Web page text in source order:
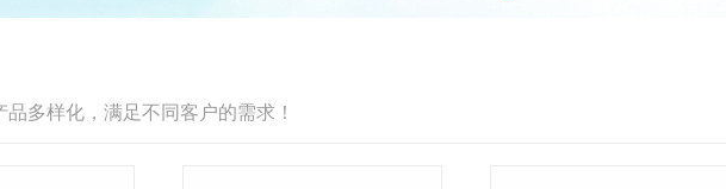
品多样化，满足不同客户的需求！